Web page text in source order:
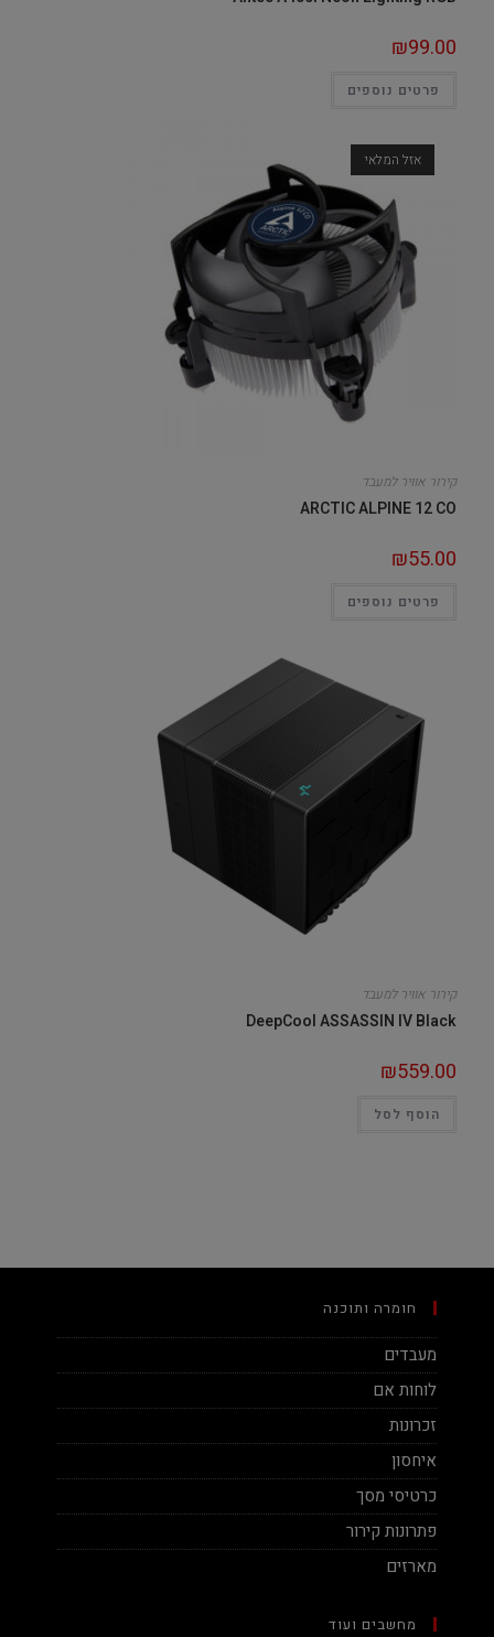
₪99.00
פרטים נוספים
אזל המלאי
קירור אוויר למעבד
ARCTIC ALPINE 12 CO
₪55.00
פרטים נוספים
קירור אוויר למעבד
DeepCool ASSASSIN IV Black
₪559.00
הוסף לסל
חומרה ותוכנה
מעבדים
לוחות אם
זכרונות
איחסון
כרטיסי מסך
פתרונות קירור
מארזים
מחשבים ועוד